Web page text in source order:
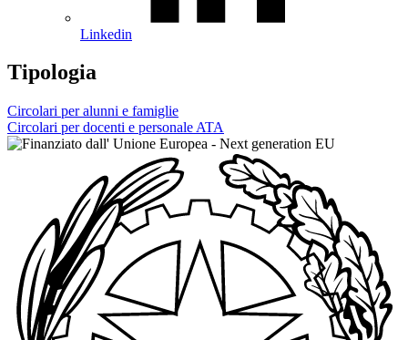
Linkedin
Tipologia
Circolari per alunni e famiglie
Circolari per docenti e personale ATA